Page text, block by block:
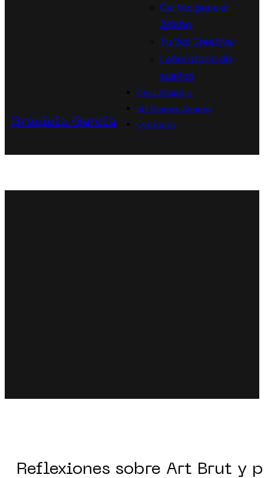
Graciela García
Cartas para el
Atisbo
Tu Voz Creativa
Laboratorio de
sueños
Obra Plástica
El Hombre Jazmín
Contacto
Reflexiones sobre Art Brut y